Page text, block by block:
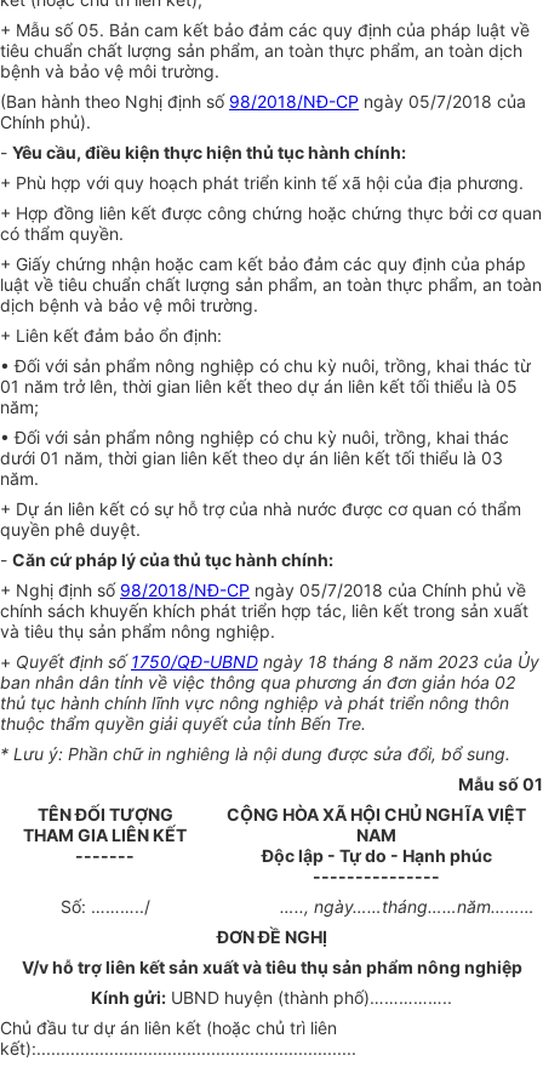
+ Mẫu số 05. Bản cam kết bảo đảm các quy định của pháp luật về
tiêu chuẩn chất lượng sản phẩm, an toàn thực phẩm, an toàn dịch
bệnh và bảo vệ môi trường.
(Ban hành theo Nghị định số 98/2018/NĐ-CP ngày 05/7/2018 của
Chính phủ).
- Yêu cầu, điều kiện thực hiện thủ tục hành chính:
+ Phù hợp với quy hoạch phát triển kinh tế xã hội của địa phương.
+ Hợp đồng liên kết được công chứng hoặc chứng thực bởi cơ quan
có thẩm quyền.
+ Giấy chứng nhận hoặc cam kết bảo đảm các quy định của pháp
luật về tiêu chuẩn chất lượng sản phẩm, an toàn thực phẩm, an toàn
dịch bệnh và bảo vệ môi trường.
+ Liên kết đảm bảo ổn định:
• Đối với sản phẩm nông nghiệp có chu kỳ nuôi, trồng, khai thác từ
01 năm trở lên, thời gian liên kết theo dự án liên kết tối thiểu là 05
năm;
• Đối với sản phẩm nông nghiệp có chu kỳ nuôi, trồng, khai thác
dưới 01 năm, thời gian liên kết theo dự án liên kết tối thiểu là 03
năm.
+ Dự án liên kết có sự hỗ trợ của nhà nước được cơ quan có thẩm
quyền phê duyệt.
- Căn cứ pháp lý của thủ tục hành chính:
+ Nghị định số 98/2018/NĐ-CP ngày 05/7/2018 của Chính phủ về
chính sách khuyến khích phát triển hợp tác, liên kết trong sản xuất
và tiêu thụ sản phẩm nông nghiệp.
+ Quyết định số1750/QĐ-UBND ngày 18 tháng 8 năm 2023 của Ủy
ban nhân dân tỉnh về việc thông qua phương án đơn giản hóa 02
thủ tục hành chính lĩnh vực nông nghiệp và phát triển nông thôn
thuộc thẩm quyền giải quyết của tỉnh Bến Tre.
* Lưu ý: Phần chữ in nghiêng là nội dung được sửa đổi, bổ sung.
Mẫu số 01
TÊN ĐỐI TƯỢNG
THAM GIA LIÊN KẾT
-------
CỘNG HÒA XÃ HỘI CHỦ NGHĨA VIỆT
NAM
Độc lập - Tự do - Hạnh phúc
---------------
Số: ………../
….., ngày……tháng……năm………
ĐƠN ĐỀ NGHỊ
V/v hỗ trợ liên kết sản xuất và tiêu thụ sản phẩm nông nghiệp
Kính gửi: UBND huyện (thành phố)……………..
Chủ đầu tư dự án liên kết (hoặc chủ trì liên
kết):..................................................................